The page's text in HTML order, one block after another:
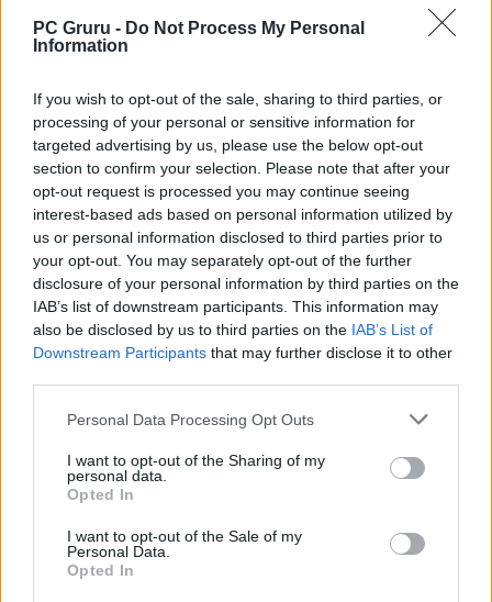
PC Gruru - Do Not Process My Personal
Information
If you wish to opt-out of the sale, sharing to third parties, or
processing of your personal or sensitive information for
targeted advertising by us, please use the below opt-out
section to confirm your selection. Please note that after your
opt-out request is processed you may continue seeing
interest-based ads based on personal information utilized by
us or personal information disclosed to third parties prior to
your opt-out. You may separately opt-out of the further
disclosure of your personal information by third parties on the
IAB’s list of downstream participants. This information may
also be disclosed by us to third parties on the IAB’s List of
Downstream Participants that may further disclose it to other
Personal Data Processing Opt Outs
I want to opt-out of the Sharing of my
personal data.
Opted In
I want to opt-out of the Sale of my
Personal Data.
Opted In
formálódik a The Witcher multiplayer
spinoffja
világa, de nem a CD Projekt RED-nek
köszönhetően
LEGFRISSEBB VIDEÓNK